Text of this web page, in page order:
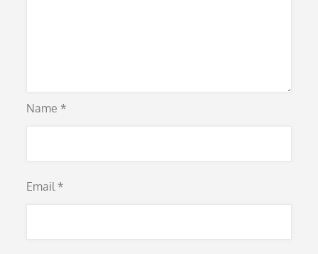
Name *
Email *